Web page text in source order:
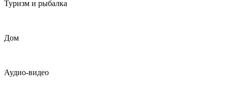
Туризм и рыбалка
Дом
Аудио-видео